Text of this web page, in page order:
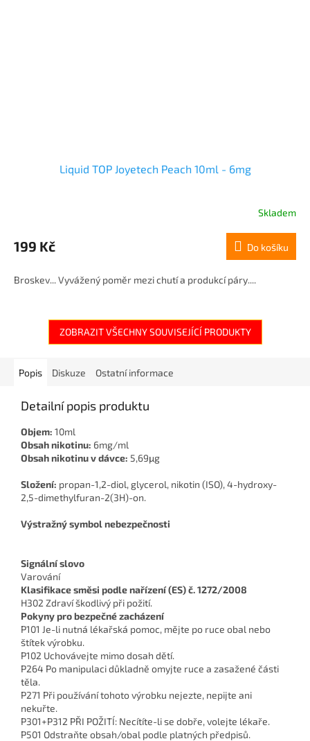
Liquid TOP Joyetech Peach 10ml - 6mg
Skladem
199 Kč Do košíku
Broskev... Vyvážený poměr mezi chutí a produkcí páry....
ZOBRAZIT VŠECHNY SOUVISEJÍCÍ PRODUKTY
Popis Diskuze Ostatní informace
Detailní popis produktu
Objem: 10ml
Obsah nikotinu: 6mg/ml
Obsah nikotinu v dávce: 5,69μg
Složení: propan-1,2-diol, glycerol, nikotin (ISO), 4-hydroxy-
2,5-dimethylfuran-2(3H)-on.
Výstražný symbol nebezpečnosti
Signální slovo
Varování
Klasifikace směsi podle nařízení (ES) č. 1272/2008
H302 Zdraví škodlivý při požití.
Pokyny pro bezpečné zacházení
P101 Je-li nutná lékařská pomoc, mějte po ruce obal nebo
štítek výrobku.
P102 Uchovávejte mimo dosah dětí.
P264 Po manipulaci důkladně omyjte ruce a zasažené části
těla.
P271 Při používání tohoto výrobku nejezte, nepijte ani
nekuřte.
P301+P312 PŘI POŽITÍ: Necítíte-li se dobře, volejte lékaře.
P501 Odstraňte obsah/obal podle platných předpisů.